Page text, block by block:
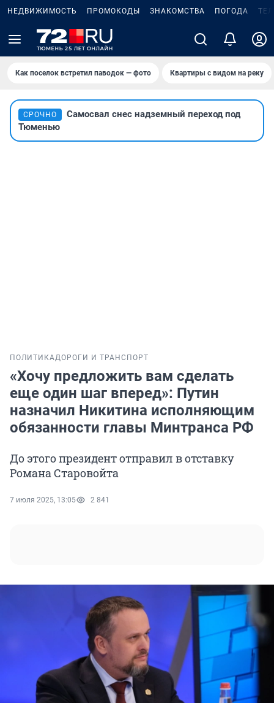
НЕДВИЖИМОСТЬ ПРОМОКОДЫ ЗНАКОМСТВА ПОГОДА
Как поселок встретил паводок — фото Квартиры с видом на реку
СРОЧНО
Самосвал снес надземный переход под
Тюменью
ПОЛИТИКАДОРОГИ И ТРАНСПОРТ
«Хочу предложить вам сделать
еще один шаг вперед»: Путин
назначил Никитина исполняющим
обязанности главы Минтранса РФ
До этого президент отправил в отставку
Романа Старовойта
7 июля 2025, 13:05 2 841